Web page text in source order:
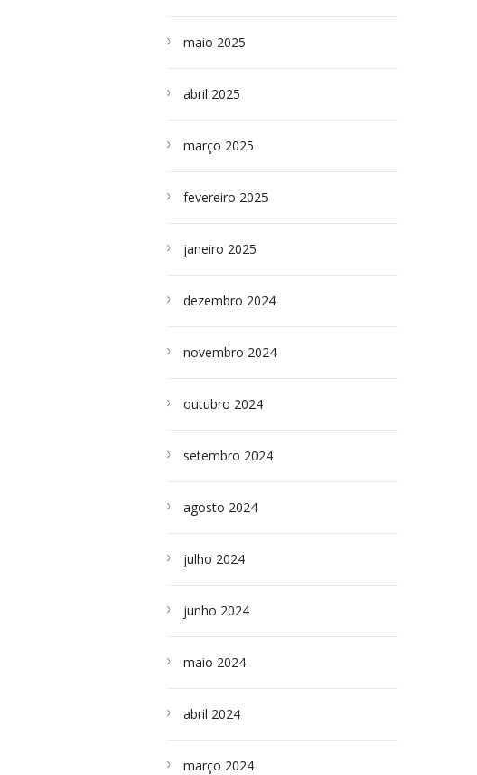
maio 2025
abril 2025
março 2025
fevereiro 2025
janeiro 2025
dezembro 2024
novembro 2024
outubro 2024
setembro 2024
agosto 2024
julho 2024
junho 2024
maio 2024
abril 2024
março 2024